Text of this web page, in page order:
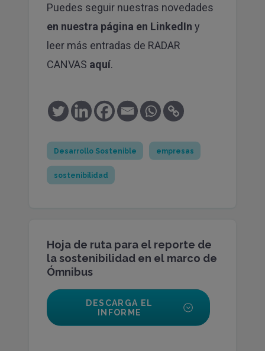
Puedes seguir nuestras novedades
en nuestra página en LinkedIn y
leer más entradas de RADAR
CANVAS aquí.
Desarrollo Sostenible empresas
sostenibilidad
Hoja de ruta para el reporte de
la sostenibilidad en el marco de
Ómnibus
DESCARGA EL
INFORME